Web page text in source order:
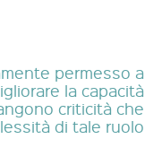
permesso a
la capacità
criticità che
di tale ruolo